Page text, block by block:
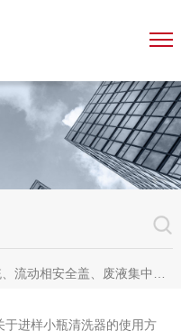
，全自动溶出杯清洗仪、全自动溶出脱气机、无管道通风柜、无管道药品柜
于进样小瓶清洗器的使用方